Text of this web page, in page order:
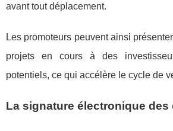
avant tout déplacement.
Les promoteurs peuvent ainsi
projets en cours à des
potentiels, ce qui accélère le cycle de
La signature électronique des